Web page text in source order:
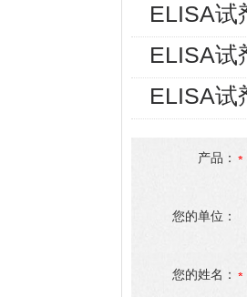
ELISA试
ELISA试
ELISA试
产品：
您的单位：
您的姓名：